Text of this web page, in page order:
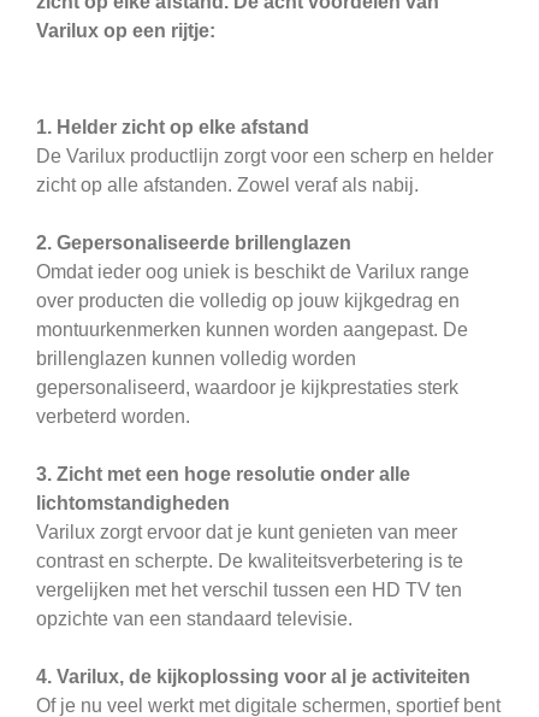
Varilux op een rijtje:
1. Helder zicht op elke afstand
De Varilux productlijn zorgt voor een scherp en helder
zicht op alle afstanden. Zowel veraf als nabij.
2. Gepersonaliseerde brillenglazen
Omdat ieder oog uniek is beschikt de Varilux range
over producten die volledig op jouw kijkgedrag en
montuurkenmerken kunnen worden aangepast. De
brillenglazen kunnen volledig worden
gepersonaliseerd, waardoor je kijkprestaties sterk
verbeterd worden.
3. Zicht met een hoge resolutie onder alle
lichtomstandigheden
Varilux zorgt ervoor dat je kunt genieten van meer
contrast en scherpte. De kwaliteitsverbetering is te
vergelijken met het verschil tussen een HD TV ten
opzichte van een standaard televisie.
4. Varilux, de kijkoplossing voor al je activiteiten
Of je nu veel werkt met digitale schermen, sportief bent